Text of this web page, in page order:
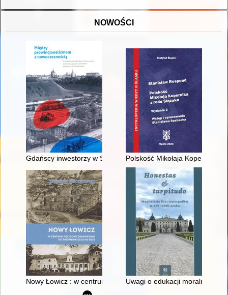
NOWOŚCI
Gdańscy inwestorzy w Sopocie : prestiż finansowy i
Polskość Mikołaja Kopernika z
Nowy Łowicz : w centrum poligonu drawskiego od
Uwagi o edukacji moralnej